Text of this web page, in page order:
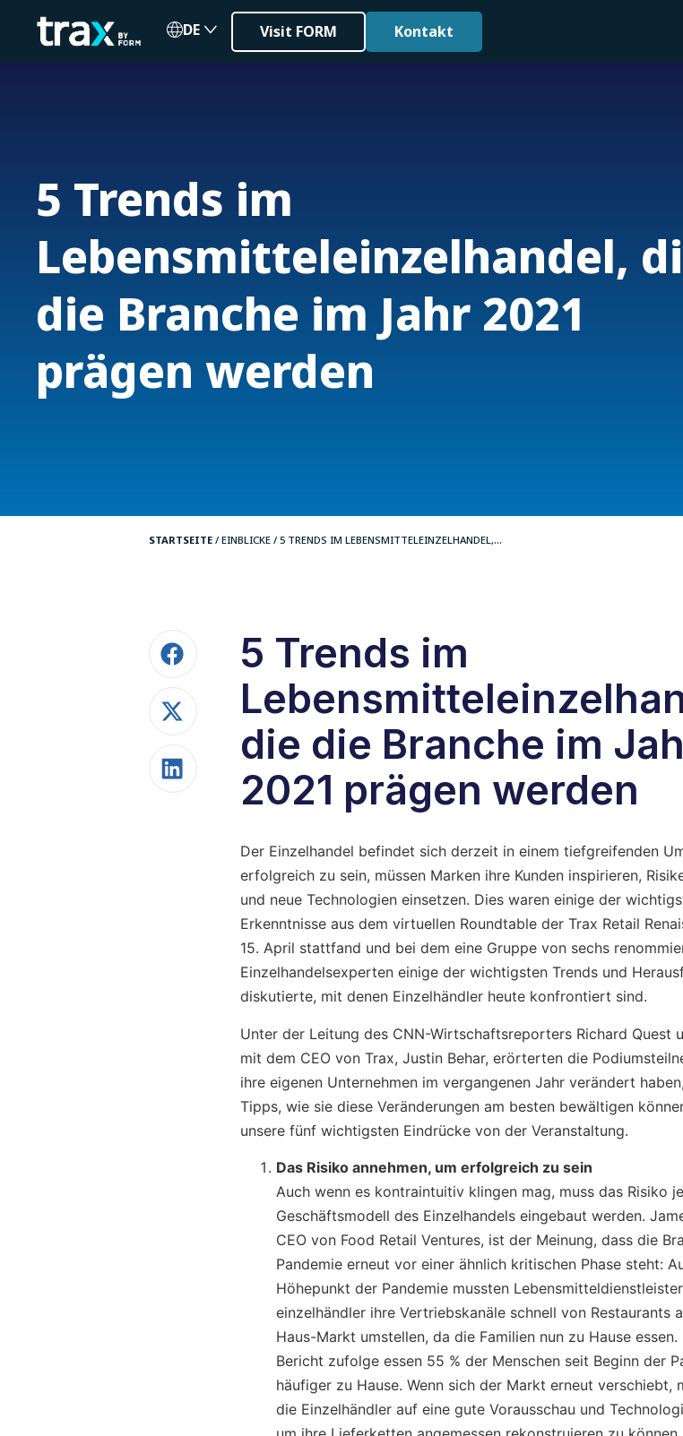
DE Visit FORM Kontakt
5 Trends im
Lebensmitteleinzelhandel,
die Branche im Jahr 2021
prägen werden
STARTSEITE /EINBLICKE /5 TRENDS IM LEBENSMITTELEINZELHANDEL,...
5 Trends im
die die Branche im
2021 prägen werden
Der Einzelhandel befindet sich derzeit in einem tiefgreifenden
erfolgreich zu sein, müssen Marken ihre Kunden inspirieren,
und neue Technologien einsetzen. Dies waren einige der
Erkenntnisse aus dem virtuellen Roundtable der Trax Retail
15. April stattfand und bei dem eine Gruppe von sechs
Einzelhandelsexperten einige der wichtigsten Trends und
diskutierte, mit denen Einzelhändler heute konfrontiert sind.
Unter der Leitung des CNN-Wirtschaftsreporters Richard Quest
mit dem CEO von Trax, Justin Behar, erörterten die
ihre eigenen Unternehmen im vergangenen Jahr verändert
Tipps, wie sie diese Veränderungen am besten bewältigen
unsere fünf wichtigsten Eindrücke von der Veranstaltung.
Das Risiko annehmen, um erfolgreich zu sein
Auch wenn es kontraintuitiv klingen mag, muss das Risiko
Geschäftsmodell des Einzelhandels eingebaut werden.
CEO von Food Retail Ventures, ist der Meinung, dass die
Pandemie erneut vor einer ähnlich kritischen Phase steht:
Höhepunkt der Pandemie mussten
einzelhändler ihre Vertriebskanäle schnell von Restaurants
Haus-Markt umstellen, da die Familien nun zu Hause
Bericht zufolge essen 55 % der Menschen seit Beginn der
häufiger zu Hause. Wenn sich der Markt erneut verschiebt,
die Einzelhändler auf eine gute Vorausschau und